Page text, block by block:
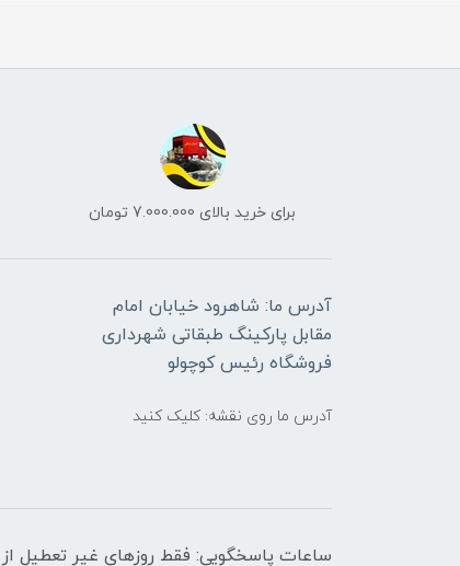
برای خرید بالای 7.000.000 تومان
آدرس ما: شاهرود خیابان امام
مقابل پارکینگ طبقاتی شهرداری
فروشگاه رئیس کوچولو
آدرس ما روی نقشه: کلیک کنید